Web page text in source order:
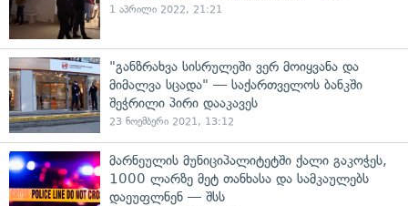
1 აპრილი 2022, 21:21
"განზრახვა სისრულეში ვერ მოიყვანა და
მიმალვა სცადა" — საქართველოს ბანკში
შეჭრილი პირი დააკავეს
23 ნოემბერი 2021, 13:12
მარნეულის მუნიციპალიტეტში ქალი გაკოჭეს,
1000 ლარზე მეტ თანხასა და სამკაულებს
დაეუფლნენ — შსს